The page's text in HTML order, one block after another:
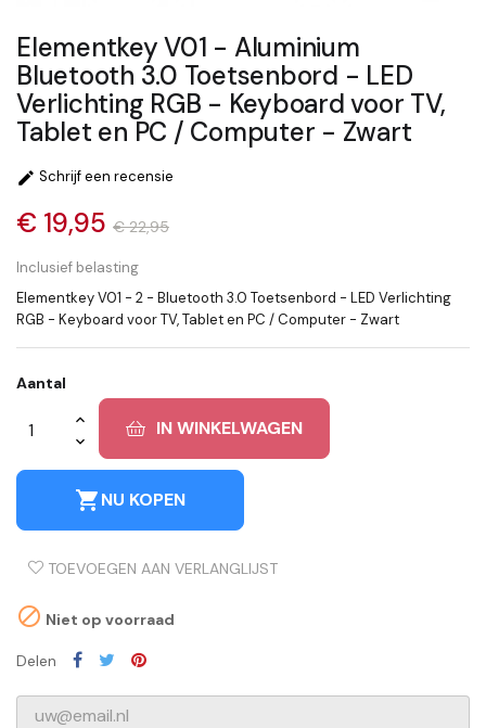
Elementkey V01 - Aluminium
Bluetooth 3.0 Toetsenbord - LED
Verlichting RGB - Keyboard voor TV,
Tablet en PC / Computer - Zwart
 Schrijf een recensie
€ 19,95 € 22,95
Inclusief belasting
Elementkey V01 - 2 - Bluetooth 3.0 Toetsenbord - LED Verlichting
RGB - Keyboard voor TV, Tablet en PC / Computer - Zwart
Aantal
IN WINKELWAGEN
shopping_cartNU KOPEN
TOEVOEGEN AAN VERLANGLIJST
 Niet op voorraad
Delen